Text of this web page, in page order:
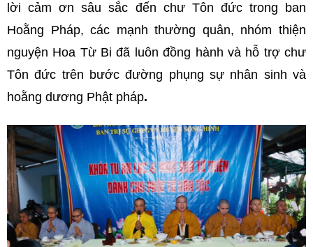
lời cảm ơn sâu sắc đến chư Tôn đức trong ban
Hoằng Pháp, các mạnh thường quân, nhóm thiện
nguyện Hoa Từ Bi đã luôn đồng hành và hỗ trợ chư
Tôn đức trên bước đường phụng sự nhân sinh và
hoằng dương Phật pháp.